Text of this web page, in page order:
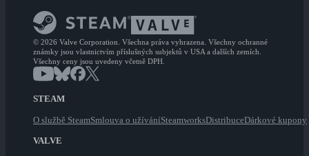
© 2026 Valve Corporation. Všechna práva vyhrazena. Všechny ochranné
známky jsou vlastnictvím příslušných subjektů v USA a dalších zemích.
Všechny ceny jsou uvedeny včetně DPH.
STEAM
O službě SteamSmlouva o užíváníSteamworksDistribuceDárkové kupony
VALVE